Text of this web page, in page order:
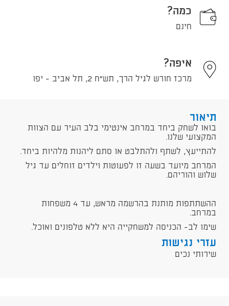
כמה?
חינם
איפה?
מרכז חורש לגיל הרך, תש"ח 2, תל אביב - יפו
תיאור
בואו לשחק ביחד במרחב אינטימי בלב העיר עם הצוות
המקצועי שלנו.
להתייעץ, לשתף ולהתלבט או סתם ליהנות מלהיות ביחד.
המרחב מיועד בשעה זו לפעוטות וילדים זוחלים עד גיל
שלוש והוריהם.
ההשתתפות מותנת בהרשמה מראש, עד 4 משפחות
במרחב.
שימו לב- הכניסה למשחקייה היא ללא טלפונים ואוכל.
עזרי נגישות
שירותי נכים